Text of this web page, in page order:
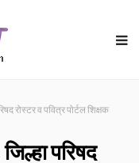
रोस्टर व पवित्र पोर्टल शिक्षक
परिषद